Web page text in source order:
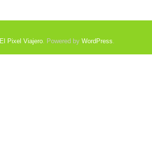
El Pixel Viajero. Powered by WordPress.